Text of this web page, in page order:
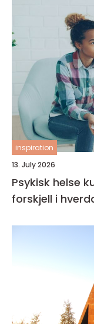
inspiration
13. July 2026
Psykisk helse kurs kunnskap som
forskjell i